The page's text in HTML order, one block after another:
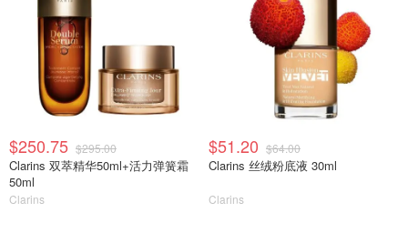
$250.75 $295.00
Clarins 双萃精华50ml+活力弹簧霜
50ml
Clarins
$51.20 $64.00
Clarins 丝绒粉底液 30ml
Clarins